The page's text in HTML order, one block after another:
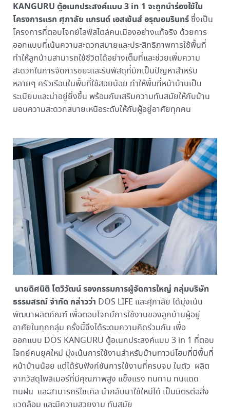
KANGURU ตู้อเนกประสงค์แบบ 3 in 1 จะถูกนำร่องใช้ใน
โครงการแรก ศุภาลัย แกรนด์ เอสเซ้นส์ อรุณอมรินทร์ซึ่งเป็น
โครงการที่ตอบโจทย์ไลฟ์สไตล์คนเมืองอย่างแท้จริง ด้วยการ
ออกแบบที่เน้นความสะดวกสบายและประสิทธิภาพการใช้พื้นที่
ทำให้ลูกบ้านสามารถใช้ชีวิตได้อย่างเต็มที่และช่วยเพิ่มความ
สะดวกในการจัดการขยะและรับพัสดุที่มักเป็นปัญหาสำหรับ
หลายๆ ครัวเรือนในพื้นที่ใช้สอยน้อย ทำให้พื้นที่หน้าบ้านเป็น
ระเบียบและน่าอยู่ยิ่งขึ้น พร้อมกับเสริมความทันสมัยให้กับบ้าน
มอบความสะดวกสบายเหนือระดับให้กับผู้อยู่อาศัยทุกคน
นายดิศนิติ โตวิวัฒน์ รองกรรมการผู้จัดการใหญ่ กลุ่มบริษัท
ธรรมสรณ์ จำกัด กล่าวว่า DOS LIFE และศุภาลัย ได้มุ่งเน้น
พัฒนาผลิตภัณฑ์ เพื่อตอบโจทย์การใช้งานของลูกบ้านผู้อยู่
อาศัยในทุกกลุ่ม ครั้งนี้จึงได้ระดมความคิดร่วมกัน เพื่อ
ออกแบบ DOS KANGURU ตู้อเนกประสงค์แบบ 3 in 1 ที่ตอบ
โจทย์คนยุคใหม่ มุ่งเน้นการใช้งานสำหรับบ้านทาวน์โฮมที่มีพื้นที่
หน้าบ้านน้อย แต่ได้รับฟังก์ชันการใช้งานที่ครบจบ ในตัว ผลิต
จากวัสดุโพลิเมอร์ที่มีคุณภาพสูง แข็งแรง ทนทาน ทนแดด
ทนฝน และสามารถรีไซเคิล นำกลับมาใช้ใหม่ได้ เป็นมิตรต่อสิ่ง
แวดล้อม และมีความสวยงาม ทันสมัย